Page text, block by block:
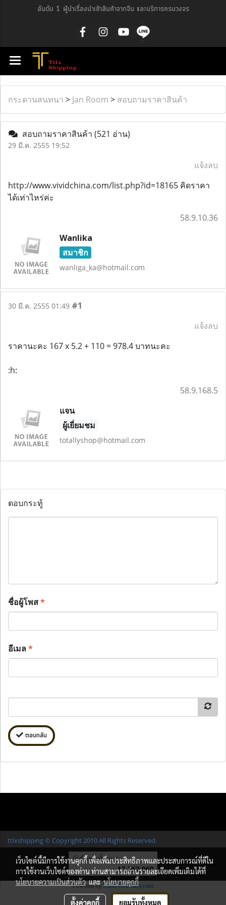
อันดับ 1 ผู้นำเรื่องนำเข้าสินค้าจากจีน และบริการครบวงจร
กระดานสนทนา > Jan Room > สอบถามราคาสินค้า
สอบถามราคาสินค้า (521 อ่าน)
29 มี.ค. 2555 19:52
แจ้งลบ
http://www.vividchina.com/list.php?id=18165 คิดราคา
ได้เท่าไหร่ค่ะ
58.9.10.36
Wanlika
สมาชิก
wanliga_ka@hotmail.com
30 มี.ค. 2555 01:49 #1
แจ้งลบ
ราคานะคะ 167 x 5.2 + 110 = 978.4 บาทนะคะ
:h:
58.9.168.5
แจน
ผู้เยี่ยมชม
totallyshop@hotmail.com
ตอบกระทู้
ชื่อผู้โพส*
อีเมล*
ตอบกลับ
ttlxshipping © Copyright 2010 All Rights Reserved.
ผู้เข้าชมทั้งหมด
17,262,060
Powered by MakeWebEasy.com
เว็บไซต์นี้มีการใช้งานคุกกี้ เพื่อเพิ่มประสิทธิภาพและประสบการณ์ที่ดีใน
การใช้งานเว็บไซต์ของท่าน ท่านสามารถอ่านรายละเอียดเพิ่มเติมได้ที่
นโยบายความเป็นส่วนตัวและนโยบายคุกกี้
ตั้งค่าคุกกี้ ยอมรับทั้งหมด